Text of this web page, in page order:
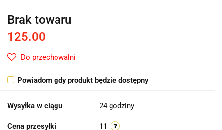
Brak towaru
125.00
Do przechowalni
Powiadom gdy produkt będzie dostępny
Wysyłka w ciągu 24 godziny
Cena przesyłki 11